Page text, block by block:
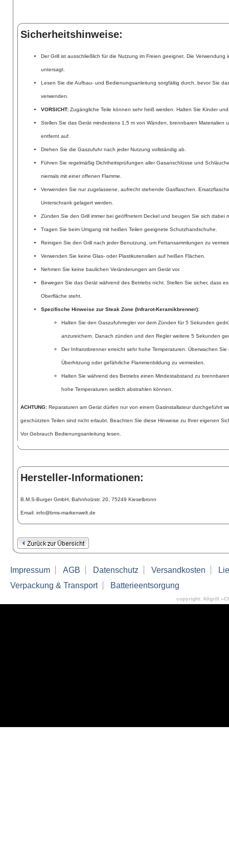
Sicherheitshinweise:
Der Grill ist ausschließlich für die Nutzung im Freien geeignet. Die Verwendung
untersagt.
Lesen Sie die Aufbau- und Bedienungsanleitung sorgfältig durch, bevor Sie
verwenden.
VORSICHT: Zugängliche Teile können sehr heiß werden. Halten Sie Kinder
Stellen Sie das Gerät mindestens 1,5 m von Wänden, brennbaren Materialien
entfernt auf.
Drehen Sie die Gaszufuhr nach jeder Nutzung vollständig ab.
Führen Sie regelmäßig Dichtheitsprüfungen aller Gasanschlüsse und
niemals mit einer offenen Flamme.
Verwenden Sie nur zugelassene, aufrecht stehende Gasflaschen.
Unterschrank gelagert werden.
Zünden Sie den Grill immer bei geöffnetem Deckel und beugen Sie sich dabei
Tragen Sie beim Umgang mit heißen Teilen geeignete Schutzhandschuhe.
Reinigen Sie den Grill nach jeder Benutzung, um Fettansammlungen zu
Verwenden Sie keine Glas- oder Plastikutensilien auf heißen Flächen.
Nehmen Sie keine baulichen Veränderungen am Gerät vor.
Bewegen Sie das Gerät während des Betriebs nicht. Stellen Sie sicher, dass
Oberfläche steht.
Spezifische Hinweise zur Steak Zone (Infrarot-Keramikbrenner):
Halten Sie den Gaszufuhrregler vor dem Zünden für 5 Sekunden
anzureichern. Danach zünden und den Regler weitere 5 Sekunden
Der Infrarotbrenner erreicht sehr hohe Temperaturen. Überwachen
Überhitzung oder gefährliche Flammenbildung zu vermeiden.
Halten Sie während des Betriebs einen Mindestabstand zu
hohe Temperaturen seitlich abstrahlen können.
ACHTUNG: Reparaturen am Gerät dürfen nur von einem Gasinstallateur durchgeführt
geschützten Teilen sind nicht erlaubt. Beachten Sie diese Hinweise zu Ihrer eigenen
Vor Gebrauch Bedienungsanleitung lesen.
Hersteller-Informationen:
B.M.S-Burger GmbH, Bahnholzstr. 20, 75249 Kieselbronn
Email: info@bms-markenwelt.de
Impressum AGB Datenschutz Versandkosten
Verpackung & Transport
Batterieentsorgung
copyright: Allgrill